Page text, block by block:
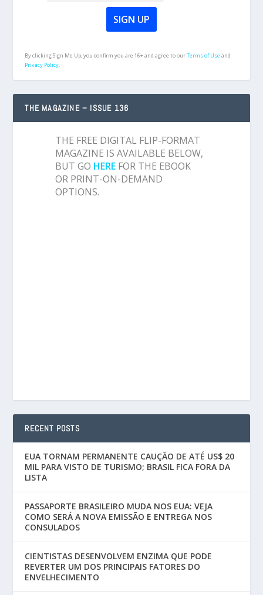
By clicking Sign Me Up, you confirm you are 16+ and agree to ourTerms of Useand
Privacy Policy.
THE MAGAZINE – ISSUE 136
THE FREE DIGITAL FLIP-FORMAT
MAGAZINE IS AVAILABLE BELOW,
BUT GO HERE FOR THE EBOOK
OR PRINT-ON-DEMAND
OPTIONS.
RECENT POSTS
EUA TORNAM PERMANENTE CAUÇÃO DE ATÉ US$ 20
MIL PARA VISTO DE TURISMO; BRASIL FICA FORA DA
LISTA
PASSAPORTE BRASILEIRO MUDA NOS EUA: VEJA
COMO SERÁ A NOVA EMISSÃO E ENTREGA NOS
CONSULADOS
CIENTISTAS DESENVOLVEM ENZIMA QUE PODE
REVERTER UM DOS PRINCIPAIS FATORES DO
ENVELHECIMENTO